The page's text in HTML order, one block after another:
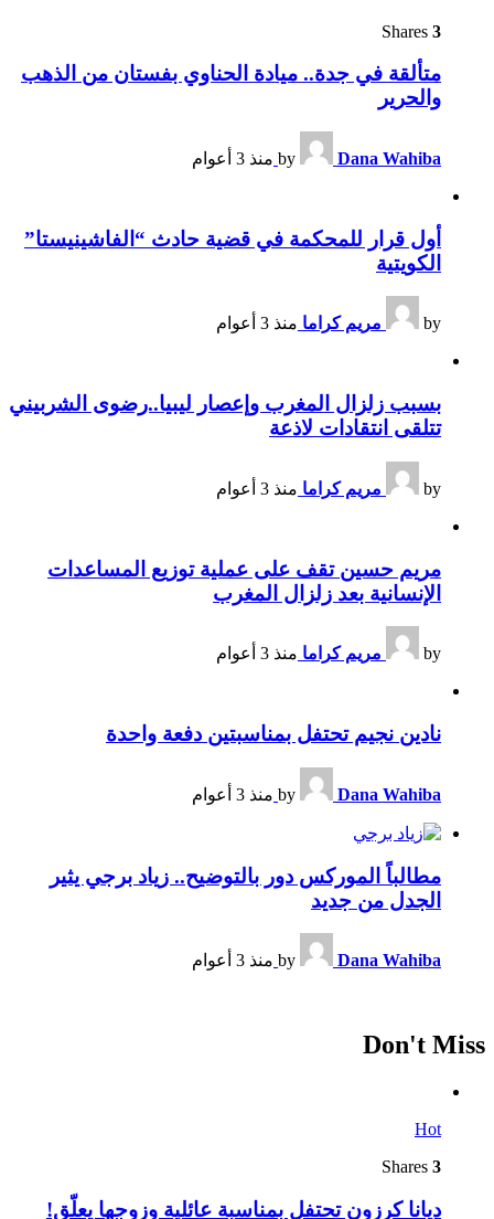
3
متألقة في جدة.. ميادة الحناوي بفستان من الذهب
والحرير
by Dana Wahiba منذ 3 أعوام
أول قرار للمحكمة في قضية حادث “الفاشينيستا”
الكويتية
by مريم كراما منذ 3 أعوام
بسبب زلزال المغرب وإعصار ليبيا..رضوى الشربيني
تتلقى انتقادات لاذعة
by مريم كراما منذ 3 أعوام
مريم حسين تقف على عملية توزيع المساعدات
الإنسانية بعد زلزال المغرب
by مريم كراما منذ 3 أعوام
نادين نجيم تحتفل بمناسبتين دفعة واحدة
by Dana Wahiba منذ 3 أعوام
مطالباً الموركس دور بالتوضيح.. زياد برجي يثير
الجدل من جديد
by Dana Wahiba منذ 3 أعوام
Don't Miss
Hot
3
ديانا كرزون تحتفل بمناسبة عائلية وزوجها يعلّق!